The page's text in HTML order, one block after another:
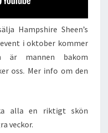
Hampshire Sheen’s
i oktober kommer
är mannen bakom
oss. Mer info om den
alla en riktigt skön
veckor.